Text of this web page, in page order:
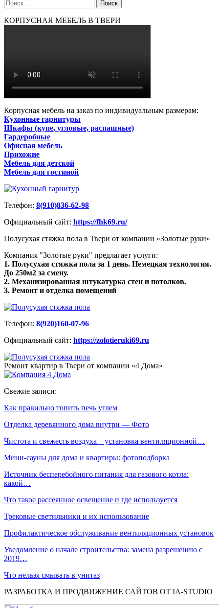
КОРПУСНАЯ МЕБЕЛЬ В ТВЕРИ
Корпусная мебель на заказ по индивидуальным размерам:
Кухонные гарнитуры
Шкафы (купе, угловые, распашные)
Гардеробные
Офисная мебель
Прихожие
Мебель для детской
Мебель для гостиной
Телефон: 8(910)836-62-98
Официальный сайт: https://fhk69.ru/
Полусухая стяжка пола в Твери от компании «Золотые руки»
Компания "Золотые руки" предлагает услуги:
1. Полусухая стяжка пола за 1 день. Немецкая технология.
До 250м2 за смену.
2. Механизированная штукатурка стен и потолков.
3. Ремонт и отделка помещений
Телефон: 8(920)160-07-96
Официальный сайт: https://zolotieruki69.ru
Ремонт квартир в Твери от компании «4 Дома»
Свежие записи:
Как правильно топить печь углем
Отделка деревянного дома внутри — Фото
Чистота и свежесть воздуха – установка вентиляционной…
Мини-сауны для дома и квартиры: фотоподборка
Источник бесперебойного питания для газового котла:
какой…
Что такое рассеянное освещение и где используется
Трековые светильники и их использование
Профилактическое обслуживание вентиляционных установок
Уведомление о начале строительства: замена разрешению с
2019…
Что нельзя смывать в унитаз
РАЗРАБОТКА И ПРОДВИЖЕНИЕ САЙТОВ ОТ IA-STUDIO